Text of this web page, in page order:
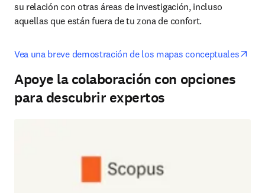
su relación con otras áreas de investigación, incluso
aquellas que están fuera de tu zona de confort.
Vea una breve demostración de los mapas conceptuales
Apoye la colaboración con opciones
para descubrir expertos